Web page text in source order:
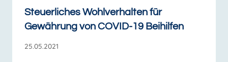
Steuerliches Wohlverhalten für
Gewährung von COVID-19 Beihilfen
25.05.2021